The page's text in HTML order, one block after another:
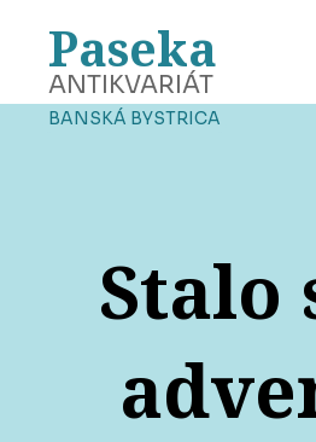
Paseka
ANTIKVARIÁT
BANSKÁ BYSTRICA
Stalo